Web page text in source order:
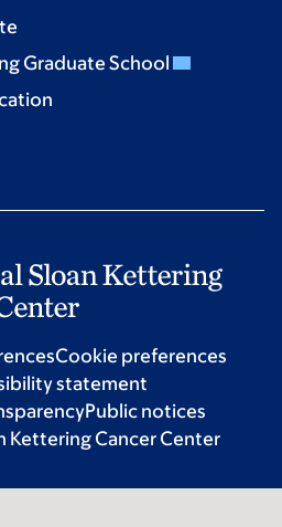
Graduate School
Cookie preferences
statement
Public notices
Kettering Cancer Center